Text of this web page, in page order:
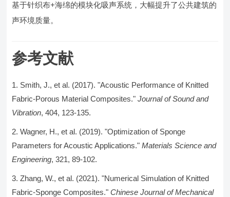
基于针织布+海绵的模块化吸声系统，大幅提升了公共建筑的
声环境质量。
参考文献
Smith, J., et al. (2017). "Acoustic Performance of Knitted
Fabric-Porous Material Composites."Journal of Sound and
Vibration, 404, 123-135.
Wagner, H., et al. (2019). "Optimization of Sponge
Parameters for Acoustic Applications."Materials Science and
Engineering, 321, 89-102.
Zhang, W., et al. (2021). "Numerical Simulation of Knitted
Fabric-Sponge Composites."Chinese Journal of Mechanical